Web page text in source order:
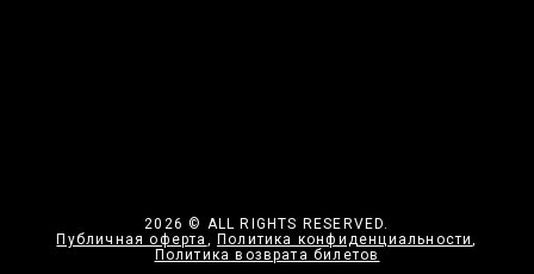
2026 © ALL RIGHTS RESERVED.
Публичная оферта , Политика конфиденциальности,
Политика возврата билетов